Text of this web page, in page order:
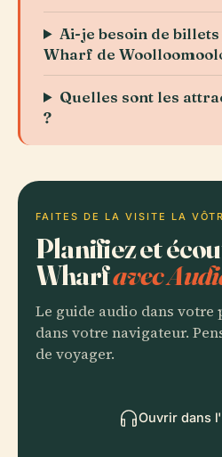
Ai-je besoin de
Wharf de
Quelles sont les
?
FAITES DE LA VISITE LA
Planifiez et
Wharfavec
Le guide audio dans
dans votre navigateur.
de voyager.
Ouvrir dans